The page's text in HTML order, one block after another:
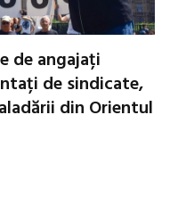
de angajați
de sindicate,
din Orientul